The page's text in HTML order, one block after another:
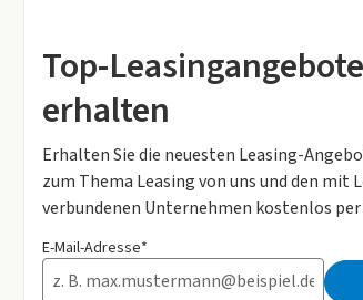
Top-
erhalten
Erhalten Sie die neuesten Leasing-
zum Thema Leasing von uns und den mit
verbundenen Unternehmen kostenlos per
E-Mail-Adresse*